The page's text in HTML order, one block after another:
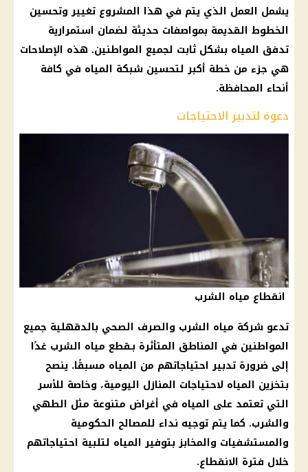
يشمل العمل الذي يتم في هذا المشروع تغيير وتحسين
الخطوط القديمة بمواصفات حديثة لضمان استمرارية
تدفق المياه بشكل ثابت لجميع المواطنين. هذه الإصلاحات
هي جزء من خطة أكبر لتحسين شبكة المياه في كافة
أنحاء المحافظة.
دعوة لتدبير الاحتياجات
انقطاع مياه الشرب
تدعو شركة مياه الشرب والصرف الصحي بالدقهلية جميع
المواطنين في المناطق المتأثرة بـقطع مياه الشرب غدًا
إلى ضرورة تدبير احتياجاتهم من المياه مسبقًا. ينصح
بتخزين المياه لاحتياجات المنازل اليومية، وخاصة للأسر
التي تعتمد على المياه في أغراض متنوعة مثل الطهي
والشرب. كما يتم توجيه نداء للمصالح الحكومية
والمستشفيات والمخابز بتوفير المياه لتلبية احتياجاتهم
خلال فترة الانقطاع.